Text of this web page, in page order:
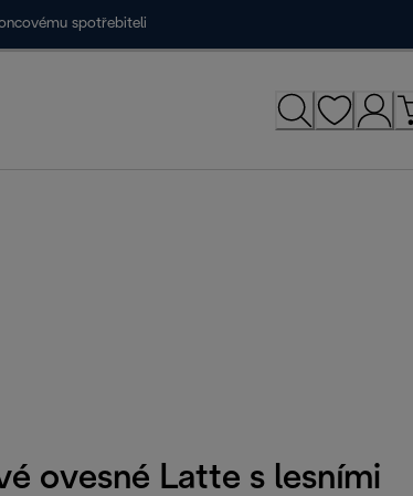
spotřebiteli
ovesné Latte s lesními